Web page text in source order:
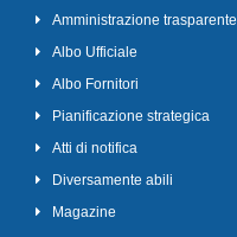
Amministrazione trasparente
Albo Ufficiale
Albo Fornitori
Pianificazione strategica
Atti di notifica
Diversamente abili
Magazine